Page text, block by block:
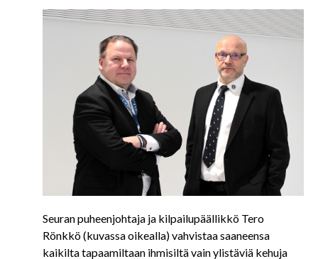
Seuran puheenjohtaja ja kilpailupäällikkö Tero
Rönkkö (kuvassa oikealla) vahvistaa saaneensa
kaikilta tapaamiltaan ihmisiltä vain ylistäviä kehuja